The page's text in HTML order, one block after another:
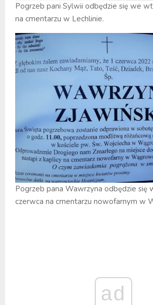
Pogrzeb pani Sylwii odbędzie się we
na cmentarzu w Lechlinie.
Pogrzeb pana Wawrzyna odbędzie się
czerwca na cmentarzu nowofarnym w
ad